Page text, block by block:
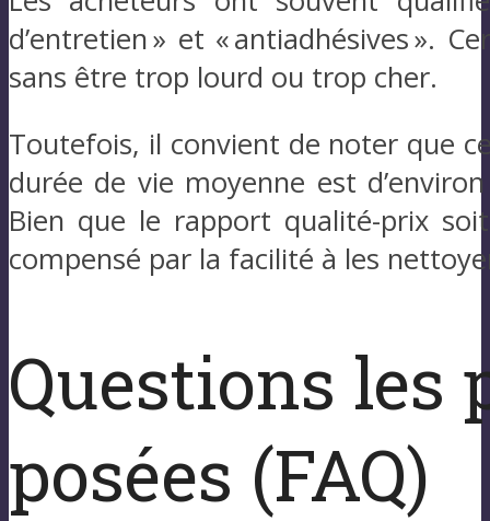
d’entretien » et « antiadhésives ».
sans être trop lourd ou trop cher.
Toutefois, il convient de noter que
durée de vie moyenne est
Bien que le rapport qualité-prix
compensé par la facilité à les
Questions les
posées (FAQ)